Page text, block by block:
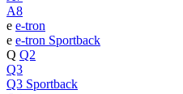
A8
e e-tron
e e-tron Sportback
Q Q2
Q3
Q3 Sportback